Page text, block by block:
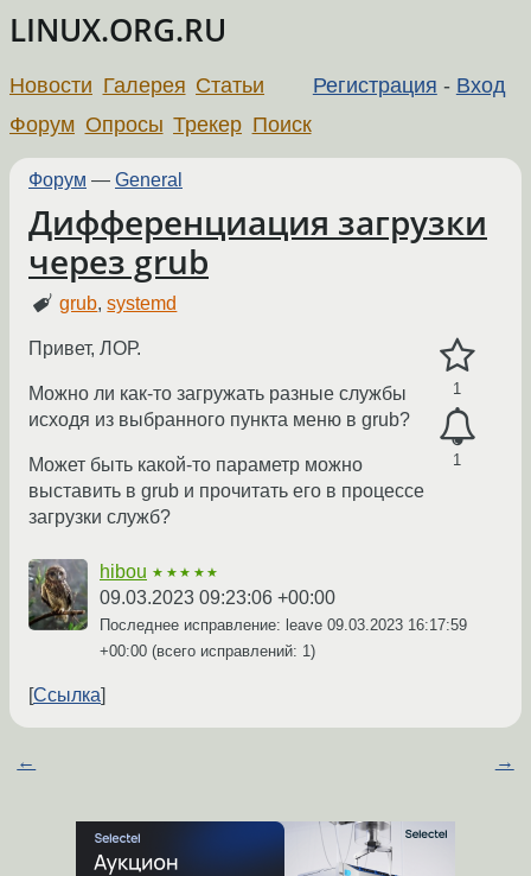
LINUX.ORG.RU
Регистрация - Вход
Новости Галерея Статьи
Форум Опросы Трекер Поиск
Форум — General
Дифференциация загрузки
через grub
grub,systemd
1
1
Привет, ЛОР.
Можно ли как-то загружать разные службы
исходя из выбранного пункта меню в grub?
Может быть какой-то параметр можно
выставить в grub и прочитать его в процессе
загрузки служб?
hibou ★★★★★
09.03.2023 09:23:06 +00:00
Последнее исправление: leave 09.03.2023 16:17:59
+00:00 (всего исправлений: 1)
Ссылка
← →